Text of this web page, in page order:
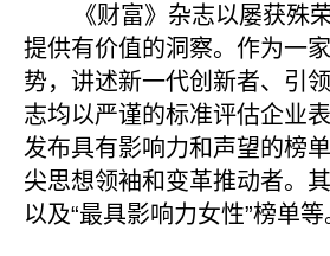
《财富》杂志以屡获殊荣
提供有价值的洞察。作为一
势，讲述新一代创新者、引
志均以严谨的标准评估企业
发布具有影响力和声望的榜
尖思想领袖和变革推动者。
以及“最具影响力女性”榜单